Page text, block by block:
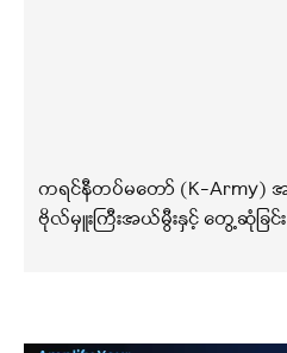
ကရင်နီတပ်မတော် (K-Army)
ဗိုလ်မှူးကြီးအယ်မွီးနှင့် တွေ့ဆုံခြင်း